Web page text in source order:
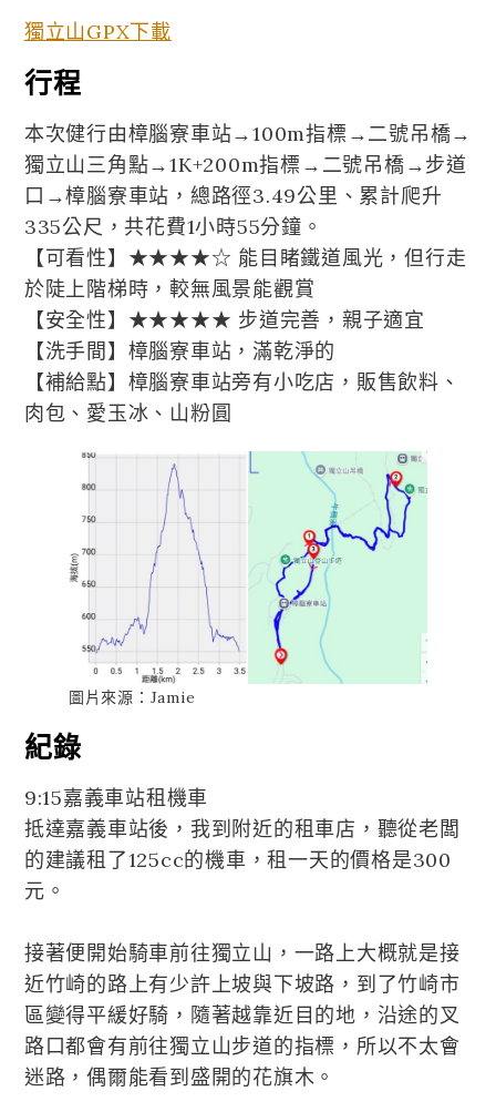
獨立山GPX下載
行程
本次健行由樟腦寮車站→100m指標→二號吊橋→
獨立山三角點→1K+200m指標→二號吊橋→步道
口→樟腦寮車站，總路徑3.49公里、累計爬升
335公尺，共花費1小時55分鐘。
【可看性】★★★★☆ 能目睹鐵道風光，但行走
於陡上階梯時，較無風景能觀賞
【安全性】★★★★★ 步道完善，親子適宜
【洗手間】樟腦寮車站，滿乾淨的
【補給點】樟腦寮車站旁有小吃店，販售飲料、
肉包、愛玉冰、山粉圓
圖片來源：Jamie
紀錄
9:15嘉義車站租機車
抵達嘉義車站後，我到附近的租車店，聽從老闆
的建議租了125cc的機車，租一天的價格是300
元。
接著便開始騎車前往獨立山，一路上大概就是接
近竹崎的路上有少許上坡與下坡路，到了竹崎市
區變得平緩好騎，隨著越靠近目的地，沿途的叉
路口都會有前往獨立山步道的指標，所以不太會
迷路，偶爾能看到盛開的花旗木。